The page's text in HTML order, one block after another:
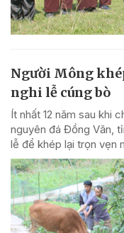
Người Mông
nghi lễ cúng bò
Ít nhất 12 năm sau khi
nguyên đá Đồng Văn,
lễ để khép lại trọn vẹn